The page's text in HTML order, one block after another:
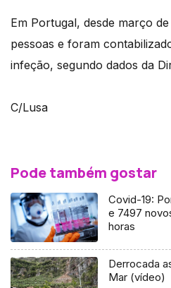
Em Portugal, desde março
pessoas e foram
infeção, segundo dados da
C/Lusa
Pode também gostar
Covid-19:
e 7497
horas
Derrocada
Mar (vídeo)